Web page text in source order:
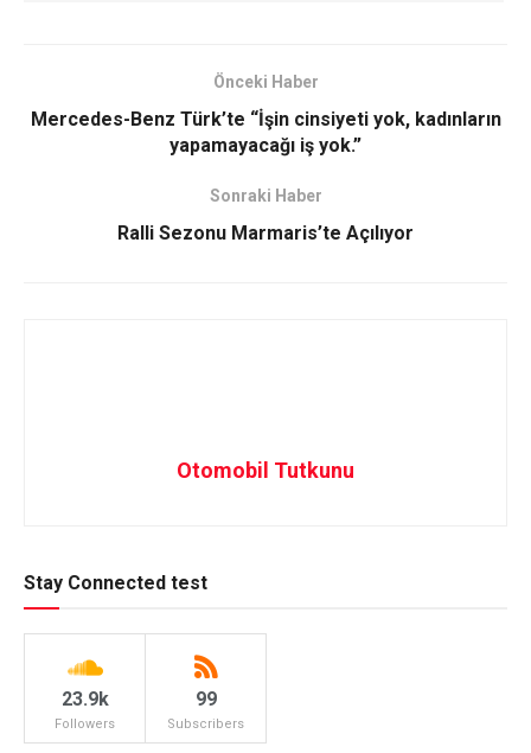
Önceki Haber
Mercedes-Benz Türk’te “İşin cinsiyeti yok, kadınların
yapamayacağı iş yok.”
Sonraki Haber
Ralli Sezonu Marmaris’te Açılıyor
Otomobil Tutkunu
Stay Connected test
23.9k
Followers
99
Subscribers